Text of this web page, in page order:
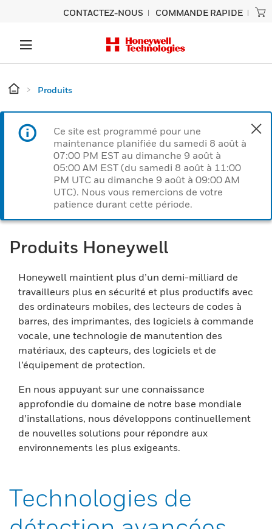
CONTACTEZ-NOUS COMMANDE RAPIDE
Produits
Ce site est programmé pour une
maintenance planifiée du samedi 8 août à
07:00 PM EST au dimanche 9 août à
05:00 AM EST (du samedi 8 août à 11:00
PM UTC au dimanche 9 août à 09:00 AM
UTC). Nous vous remercions de votre
patience durant cette période.
Produits Honeywell
Honeywell maintient plus d’un demi-milliard de
travailleurs plus en sécurité et plus productifs avec
des ordinateurs mobiles, des lecteurs de codes à
barres, des imprimantes, des logiciels à commande
vocale, une technologie de manutention des
matériaux, des capteurs, des logiciels et de
l’équipement de protection.
En nous appuyant sur une connaissance
approfondie du domaine de notre base mondiale
d’installations, nous développons continuellement
de nouvelles solutions pour répondre aux
environnements les plus exigeants.
Technologies de